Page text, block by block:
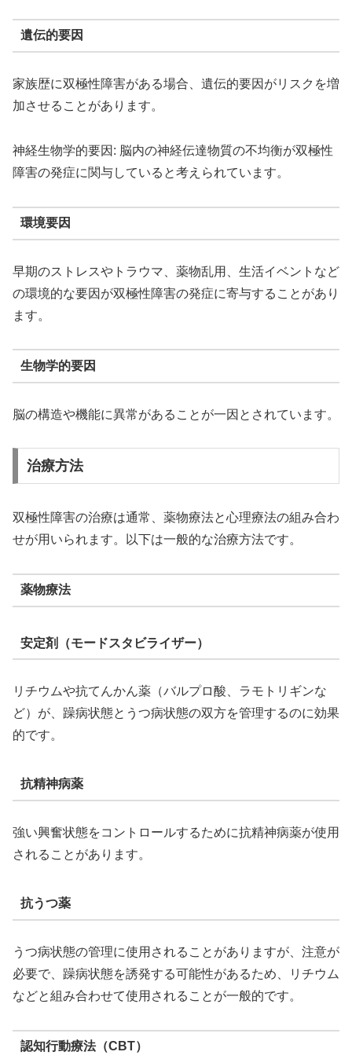
遺伝的要因
家族歴に双極性障害がある場合、遺伝的要因がリスクを増
加させることがあります。
神経生物学的要因: 脳内の神経伝達物質の不均衡が双極性
障害の発症に関与していると考えられています。
環境要因
早期のストレスやトラウマ、薬物乱用、生活イベントなど
の環境的な要因が双極性障害の発症に寄与することがあり
ます。
生物学的要因
脳の構造や機能に異常があることが一因とされています。
治療方法
双極性障害の治療は通常、薬物療法と心理療法の組み合わ
せが用いられます。以下は一般的な治療方法です。
薬物療法
安定剤（モードスタビライザー）
リチウムや抗てんかん薬（バルプロ酸、ラモトリギンな
ど）が、躁病状態とうつ病状態の双方を管理するのに効果
的です。
抗精神病薬
強い興奮状態をコントロールするために抗精神病薬が使用
されることがあります。
抗うつ薬
うつ病状態の管理に使用されることがありますが、注意が
必要で、躁病状態を誘発する可能性があるため、リチウム
などと組み合わせて使用されることが一般的です。
認知行動療法（CBT）